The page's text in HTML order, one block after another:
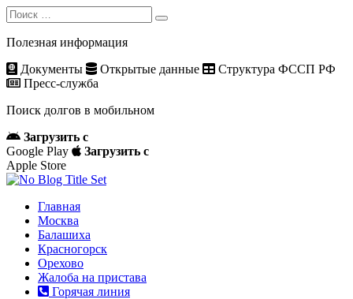
Search
for:
Search
Полезная информация
Документы
Открытые данные
Структура ФССП РФ
Пресс-служба
Поиск долгов в мобильном
Загрузить с
Google Play
Загрузить с
Apple Store
Главная
Москва
Балашиха
Красногорск
Орехово
Жалоба на пристава
Горячая линия